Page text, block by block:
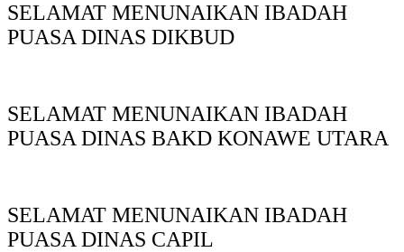
SELAMAT MENUNAIKAN IBADAH
PUASA DINAS DIKBUD
SELAMAT MENUNAIKAN IBADAH
PUASA DINAS BAKD KONAWE UTARA
SELAMAT MENUNAIKAN IBADAH
PUASA DINAS CAPIL